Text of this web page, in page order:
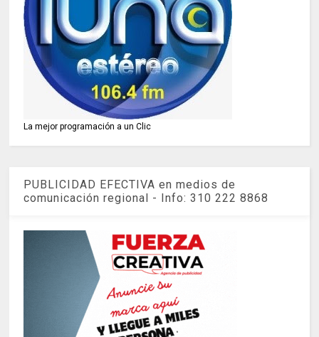
La mejor programación a un Clic
PUBLICIDAD EFECTIVA en medios de
comunicación regional - Info: 310 222 8868